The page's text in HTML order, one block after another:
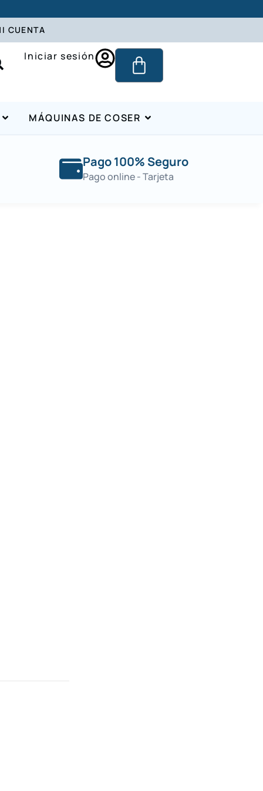
CUENTA
Iniciar sesión
MÁQUINAS DE COSER
Pago 100% Seguro
Pago online - Tarjeta